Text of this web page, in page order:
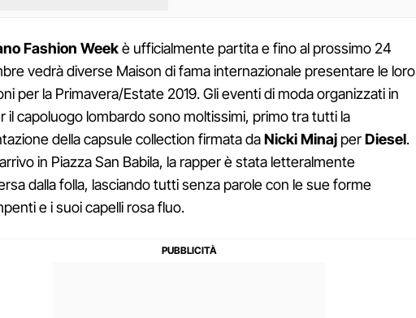
Fashion Weekè ufficialmente partita e fino al prossimo 24
vedrà diverse Maison di fama internazionale presentare le loro
per la Primavera/Estate 2019. Gli eventi di moda organizzati in
il capoluogo lombardo sono moltissimi, primo tra tutti la
della capsule collection firmata daNicki Minaj perDiesel.
in Piazza San Babila, la rapper è stata letteralmente
dalla folla, lasciando tutti senza parole con le sue forme
e i suoi capelli rosa fluo.